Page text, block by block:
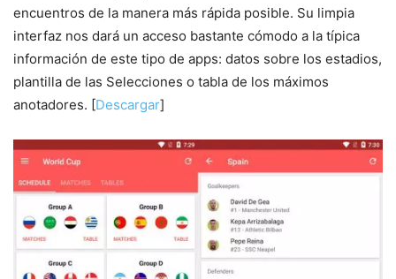
encuentros de la manera más rápida posible. Su limpia
interfaz nos dará un acceso bastante cómodo a la típica
información de este tipo de apps: datos sobre los estadios,
plantilla de las Selecciones o tabla de los máximos
anotadores. [Descargar]